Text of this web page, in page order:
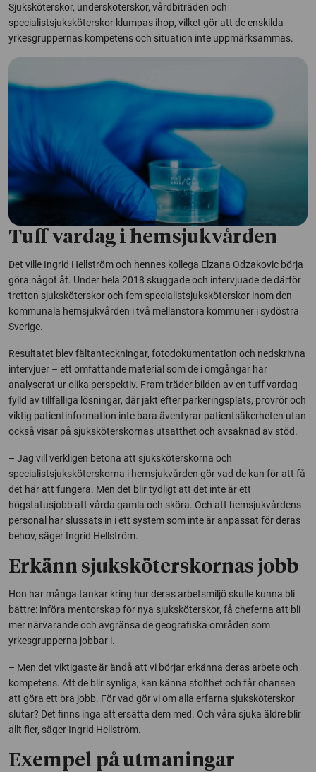
Sjuksköterskor, undersköterskor, vårdbiträden och
specialistsjuksköterskor klumpas ihop, vilket gör att de enskilda
yrkesgruppernas kompetens och situation inte uppmärksammas.
Tuff vardag i hemsjukvården
Det ville Ingrid Hellström och hennes kollega Elzana Odzakovic börja
göra något åt. Under hela 2018 skuggade och intervjuade de därför
tretton sjuksköterskor och fem specialistsjuksköterskor inom den
kommunala hemsjukvården i två mellanstora kommuner i sydöstra
Sverige.
Resultatet blev fältanteckningar, fotodokumentation och nedskrivna
intervjuer – ett omfattande material som de i omgångar har
analyserat ur olika perspektiv. Fram träder bilden av en tuff vardag
fylld av tillfälliga lösningar, där jakt efter parkeringsplats, provrör och
viktig patientinformation inte bara äventyrar patientsäkerheten utan
också visar på sjuksköterskornas utsatthet och avsaknad av stöd.
– Jag vill verkligen betona att sjuksköterskorna och
specialistsjuksköterskorna i hemsjukvården gör vad de kan för att få
det här att fungera. Men det blir tydligt att det inte är ett
högstatusjobb att vårda gamla och sköra. Och att hemsjukvårdens
personal har slussats in i ett system som inte är anpassat för deras
behov, säger Ingrid Hellström.
Erkänn sjuksköterskornas jobb
Hon har många tankar kring hur deras arbetsmiljö skulle kunna bli
bättre: införa mentorskap för nya sjuksköterskor, få cheferna att bli
mer närvarande och avgränsa de geografiska områden som
yrkesgrupperna jobbar i.
– Men det viktigaste är ändå att vi börjar erkänna deras arbete och
kompetens. Att de blir synliga, kan känna stolthet och får chansen
att göra ett bra jobb. För vad gör vi om alla erfarna sjuksköterskor
slutar? Det finns inga att ersätta dem med. Och våra sjuka äldre blir
allt fler, säger Ingrid Hellström.
Exempel på utmaningar